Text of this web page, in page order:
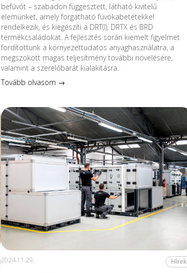
befúvót – szabadon függesztett, látható kivitelű
elemünket, amely forgatható fúvókabetétekkel
rendelkezik, és kiegészíti a DRT(I), DRTX és BRD
termékcsaládokat. A fejlesztés során kiemelt figyelmet
fordítottunk a környezettudatos anyaghasználatra, a
megszokott magas teljesítmény további növelésére,
valamint a szerelőbarát kialakításra.
Tovább olvasom →
2024.11.29. Hírek